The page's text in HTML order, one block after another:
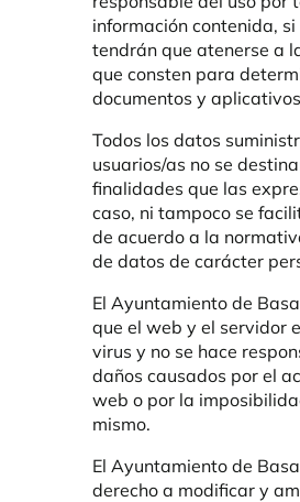
información contenida, si
tendrán que atenerse a
que consten para
documentos y
Todos los datos
usuarios/as no se
finalidades que las
caso, ni tampoco se
de acuerdo a la
de datos de carácter
El Ayuntamiento de
que el web y el servidor
virus y no se hace
daños causados por el
web o por la
mismo.
El Ayuntamiento de
derecho a modificar y